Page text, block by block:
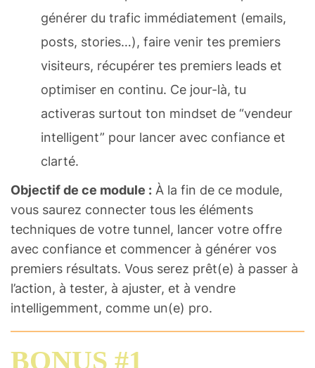
générer du trafic immédiatement (emails,
posts, stories…), faire venir tes premiers
visiteurs, récupérer tes premiers leads et
optimiser en continu. Ce jour-là, tu
activeras surtout ton mindset de “vendeur
intelligent” pour lancer avec confiance et
clarté.
Objectif de ce module : À la fin de ce module,
vous saurez connecter tous les éléments
techniques de votre tunnel, lancer votre offre
avec confiance et commencer à générer vos
premiers résultats. Vous serez prêt(e) à passer à
l’action, à tester, à ajuster, et à vendre
intelligemment, comme un(e) pro.
BONUS #1